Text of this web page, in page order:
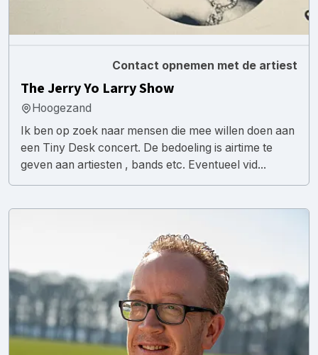
Contact opnemen met de artiest
The Jerry Yo Larry Show
Hoogezand
Ik ben op zoek naar mensen die mee willen doen aan
een Tiny Desk concert. De bedoeling is airtime te
geven aan artiesten , bands etc. Eventueel vid...